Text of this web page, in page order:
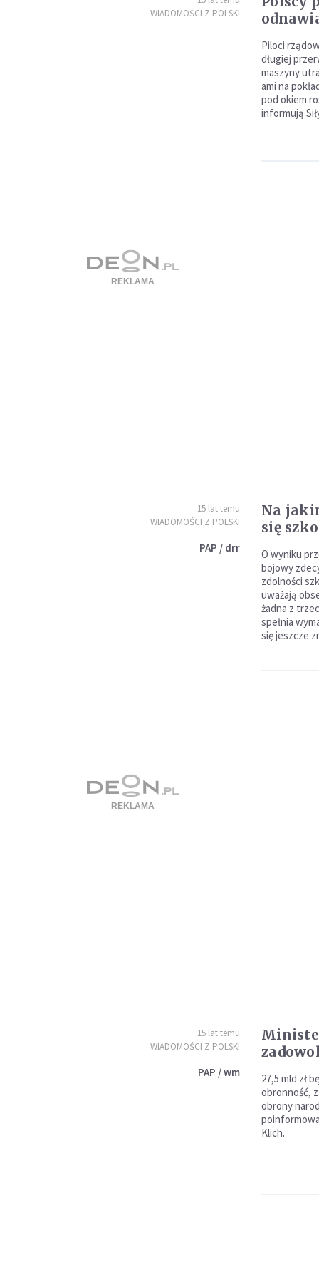
WIADOMOŚCI Z POLSKI
Piloci
długiej
maszyny
ami na
pod okiem
informują
15 lat temu
WIADOMOŚCI Z POLSKI
PAP / drr
Na
się
O wyniku
bojowy
zdolności
uważają
żadna z
spełnia
się jeszcze
15 lat temu
WIADOMOŚCI Z POLSKI
PAP / wm
27,5 mld zł
obronność,
obrony
Klich.